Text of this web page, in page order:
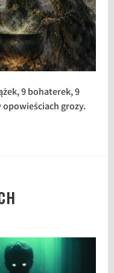
9 bohaterek, 9
grozy.